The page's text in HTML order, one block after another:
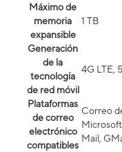
Máximo de
memoria
expansible
1 TB
Generación
de la
tecnología
de red móvil
4G LTE,
Plataformas
de correo
electrónico
compatibles
Correo
Mail,